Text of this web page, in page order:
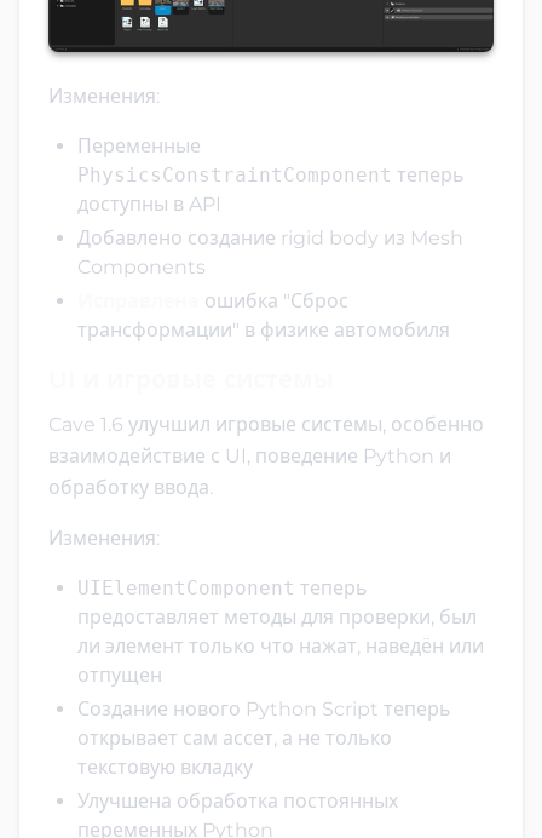
Изменения:
Переменные
PhysicsConstraintComponent теперь
доступны в API
Добавлено создание rigid body из Mesh
Components
ошибка "Сброс
трансформации" в физике автомобиля
Cave 1.6 улучшил игровые системы, особенно
взаимодействие с UI, поведение Python и
обработку ввода.
Изменения:
UIElementComponent теперь
предоставляет методы для проверки, был
ли элемент только что нажат, наведён или
отпущен
Создание нового Python Script теперь
открывает сам ассет, а не только
текстовую вкладку
Улучшена обработка постоянных
переменных Python